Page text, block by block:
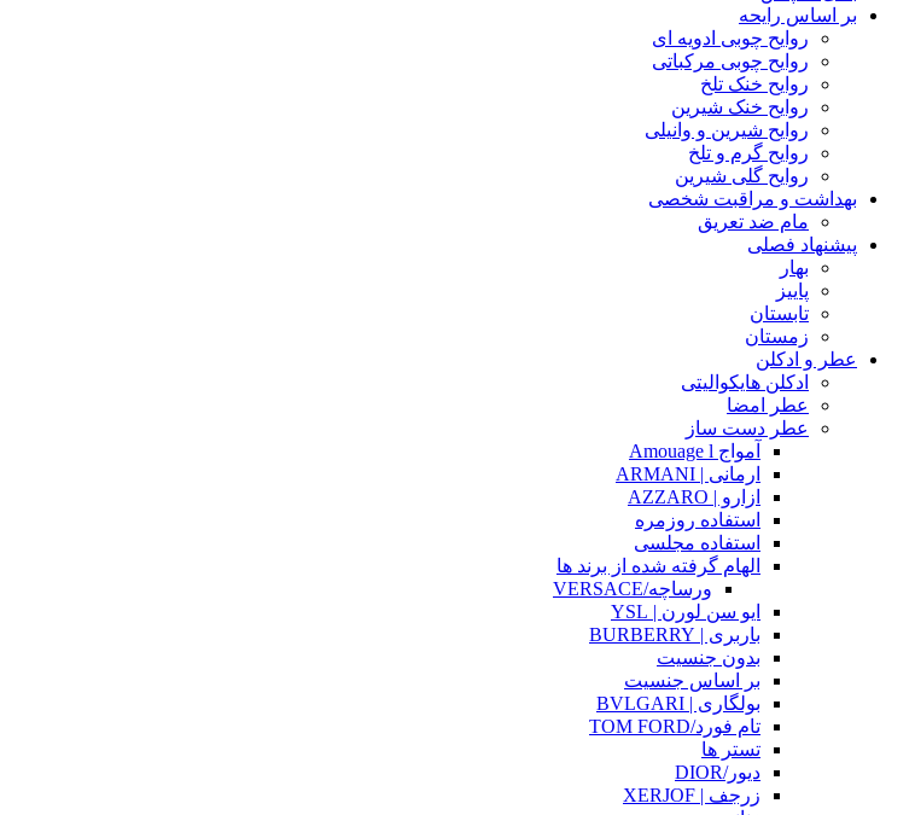
بر اساس رایحه
روایح چوبی ادویه ای
روایح چوبی مرکباتی
روایح خنک تلخ
روایح خنک شیرین
روایح شیرین و وانیلی
روایح گرم و تلخ
روایح گلی شیرین
بهداشت و مراقبت شخصی
مام ضد تعریق
پیشنهاد فصلی
بهار
پاییز
تابستان
زمستان
عطر و ادکلن
ادکلن هایکوالیتی
عطر امضا
عطر دست ساز
آمواج Amouage l
ارمانی | ARMANI
ازارو | AZZARO
استفاده روزمره
استفاده مجلسی
الهام گرفته شده از برند ها
ورساچه/VERSACE
ایو سن لورن | YSL
باربری | BURBERRY
بدون جنسیت
بر اساس جنسیت
بولگاری | BVLGARI
تام فورد/TOM FORD
تستر ها
دیور/DIOR
زرجف | XERJOF